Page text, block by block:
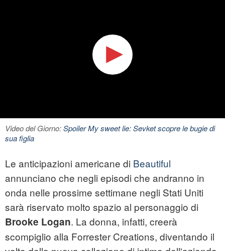
Video del Giorno:Spoiler My sweet lie: Sevket scopre le bugie di
sua figlia
Le anticipazioni americane di Beautiful
annunciano che negli episodi che andranno in
onda nelle prossime settimane negli Stati Uniti
sarà riservato molto spazio al personaggio di
Brooke Logan. La donna, infatti, creerà
scompiglio alla Forrester Creations, diventando il